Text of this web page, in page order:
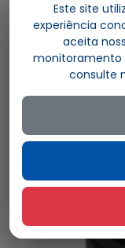
Este site
experiência
aceita
monitoramento
consulte